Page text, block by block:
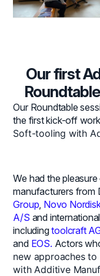
Our first
Our Roundtable
the first kick-off
Soft-tooling with
We had the
manufacturers from
Group Novo
A/S and
includingtoolcraft
and EOS. Actors
new approaches
with Additive